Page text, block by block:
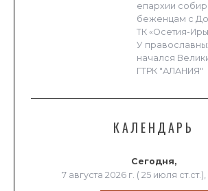
епархии
беженцам с
ТК «Осетия-
У
начался
ГТРК "АЛАНИЯ"
КАЛЕНДАРЬ
Сегодня,
7 августа 2026 г. ( 25 июля